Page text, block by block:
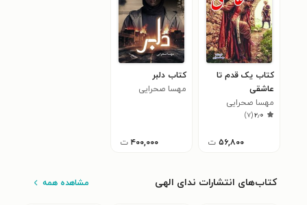
کتاب یک قدم تا
عاشقی
مهسا صحرایی
۲٫۰(۷)
۵۶,۸۰۰ ت
کتاب دلبر
مهسا صحرایی
۴۰۰,۰۰۰ ت
کتاب‌های انتشارات ندای الهی مشاهده همه